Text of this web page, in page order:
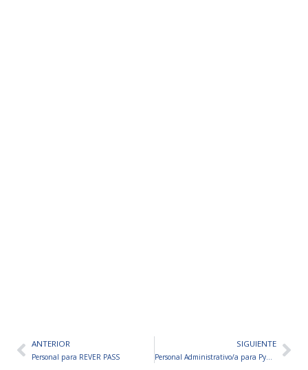
AntANTERIOR
Personal para REVER PASS
SIGUIENTE
Personal Administrativo/a para Pyme Metalúrgica